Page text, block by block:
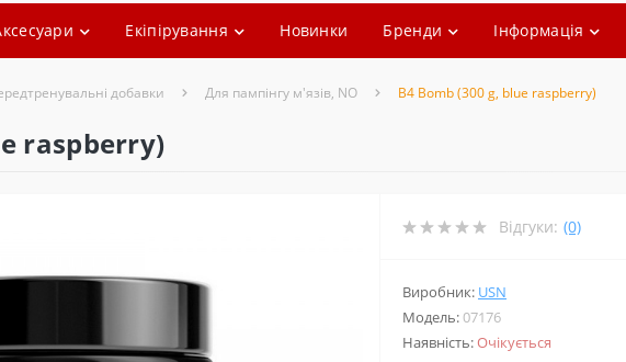
Екіпірування Новинки Бренди Інформація
добавки Для пампінгу м'язів, NO B4 Bomb (300 g, blue raspberry)
raspberry)
Відгуки: (0)
Виробник: USN
Модель:07176
Наявність:Очікується